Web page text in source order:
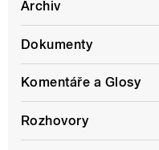
Archiv
Dokumenty
Komentáře a Glosy
Rozhovory